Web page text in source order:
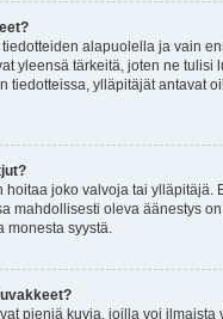
tiedotteiden alapuolella ja vain
yleensä tärkeitä, joten ne tulisi
tiedotteissa, ylläpitäjät antavat
joko valvoja tai ylläpitäjä.
mahdollisesti oleva äänestys
monesta syystä.
pieniä kuvia, joilla voi ilmaista